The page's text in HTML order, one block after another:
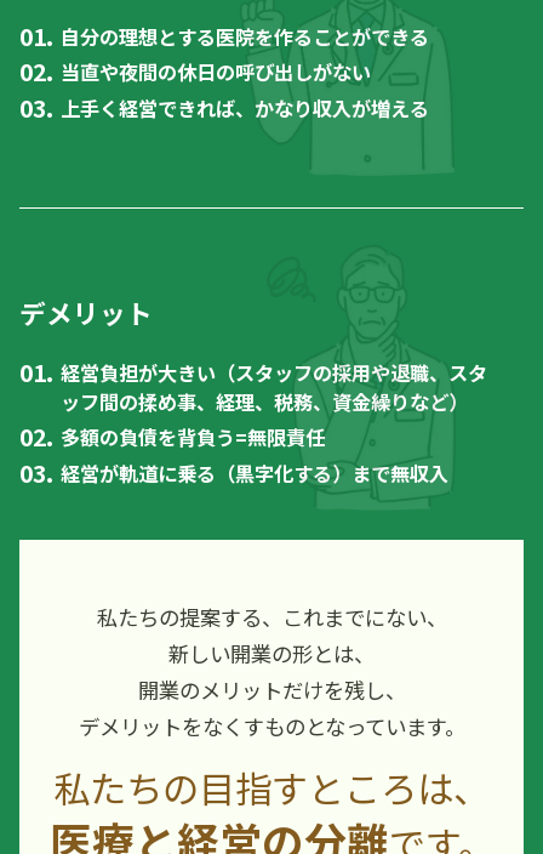
自分の理想とする医院を作ることができる
当直や夜間の休日の呼び出しがない
上手く経営できれば、かなり収入が増える
デメリット
経営負担が大きい（スタッフの採用や退職、スタ
ッフ間の揉め事、経理、税務、資金繰りなど）
多額の負債を背負う=無限責任
経営が軌道に乗る（黒字化する）まで無収入
私たちの提案する、これまでにない、
新しい開業の形とは、
開業のメリットだけを残し、
デメリットをなくすものとなっています。
私たちの目指すところは、
医療と経営の分離です。